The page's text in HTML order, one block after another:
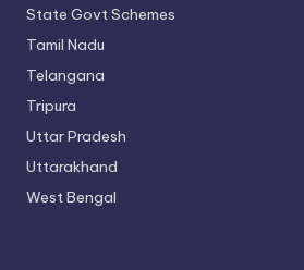
State Govt Schemes
Tamil Nadu
Telangana
Tripura
Uttar Pradesh
Uttarakhand
West Bengal